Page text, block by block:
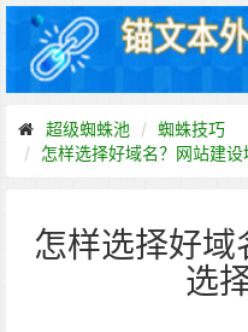
超级蜘蛛池
蜘蛛技巧
怎样选择好域名？网站建设
怎样选择好域
选